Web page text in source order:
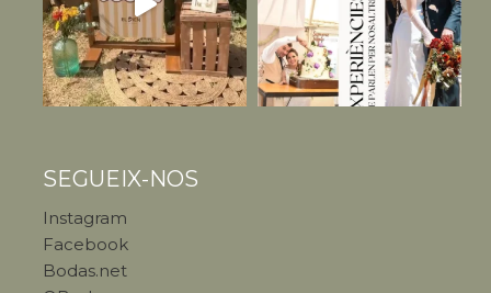
SEGUEIX-NOS
Instagram
Facebook
Bodas.net